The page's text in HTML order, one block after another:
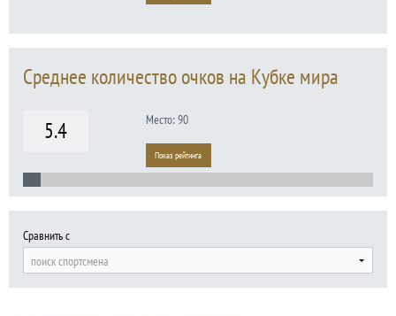
Среднее количество очков на Кубке мира
5.4
Место: 90
Показ рейтинга
Сравнить с
поиск спортсмена